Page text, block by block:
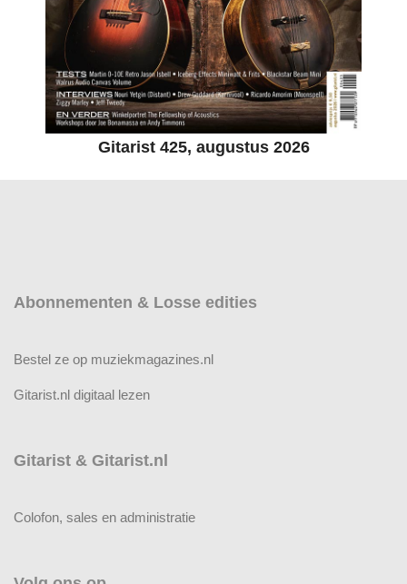
Gitarist 425, augustus 2026
Abonnementen & Losse edities
Bestel ze op muziekmagazines.nl
Gitarist.nl digitaal lezen
Gitarist & Gitarist.nl
Colofon, sales en administratie